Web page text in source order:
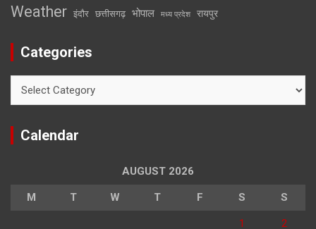
Weather इंदौर छत्तीसगढ़ भोपाल मध्य प्रदेश रायपुर
Categories
Calendar
AUGUST 2026
M T W T F S S
1 2